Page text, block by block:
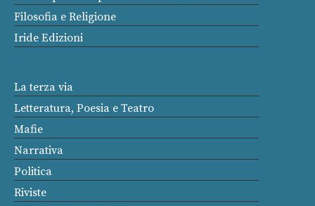
Filosofia e Religione
Iride Edizioni
La terza via
Letteratura, Poesia e Teatro
Mafie
Narrativa
Politica
Riviste